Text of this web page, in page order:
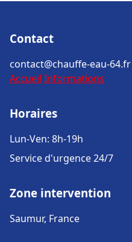
Contact
contact@chauffe-eau-64.fr
Accueil Informations
Horaires
Lun-Ven: 8h-19h
Service d'urgence 24/7
Zone intervention
Saumur, France